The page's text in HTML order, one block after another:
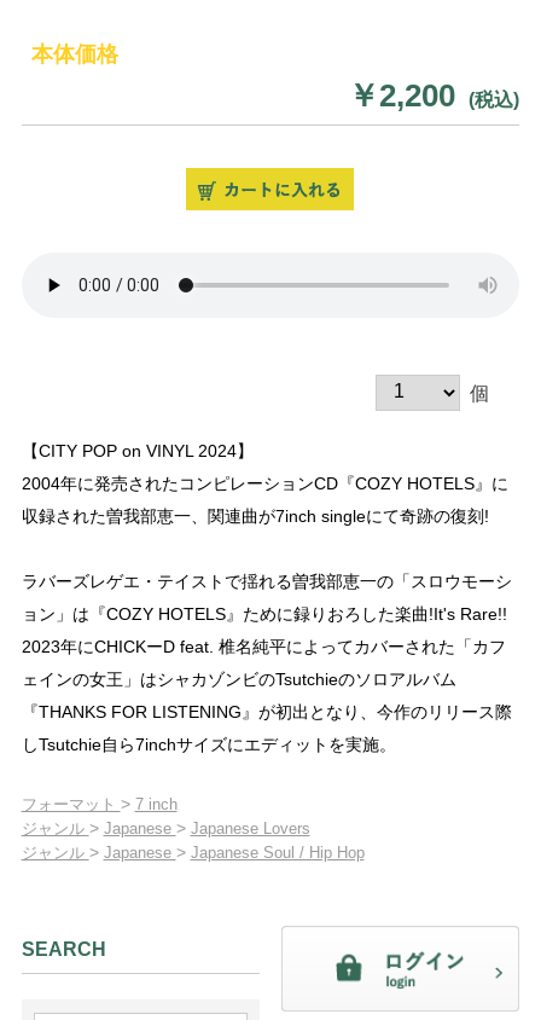
本体価格
￥2,200 (税込)
個
【CITY POP on VINYL 2024】
2004年に発売されたコンピレーションCD『COZY HOTELS』に
収録された曽我部恵一、関連曲が7inch singleにて奇跡の復刻!
ラバーズレゲエ・テイストで揺れる曽我部恵一の「スロウモーシ
ョン」は『COZY HOTELS』ために録りおろした楽曲!It's Rare!!
2023年にCHICKーD feat. 椎名純平によってカバーされた「カフ
ェインの女王」はシャカゾンビのTsutchieのソロアルバム
『THANKS FOR LISTENING』が初出となり、今作のリリース際
しTsutchie自ら7inchサイズにエディットを実施。
フォーマット > 7 inch
ジャンル > Japanese > Japanese Lovers
ジャンル > Japanese > Japanese Soul / Hip Hop
SEARCH